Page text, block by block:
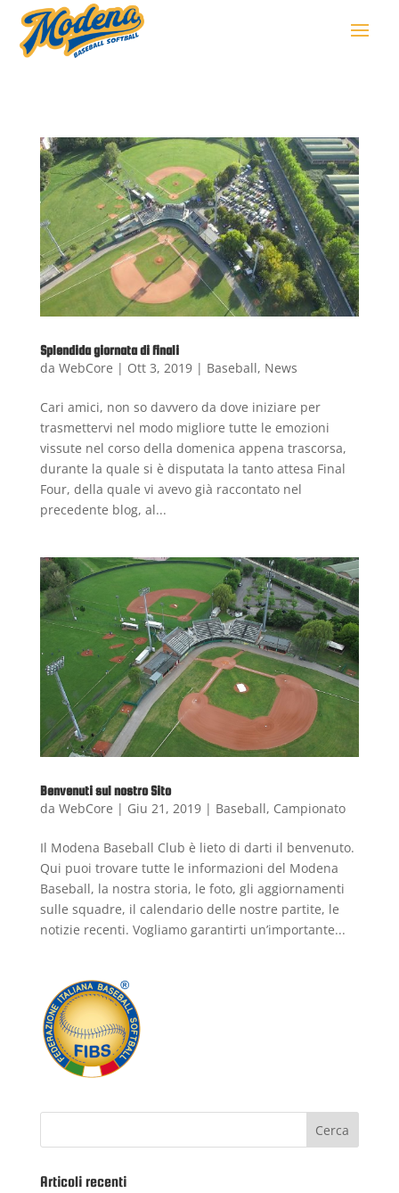
Splendida giornata di finali
da WebCore | Ott 3, 2019| Baseball, News
Cari amici, non so davvero da dove iniziare per
trasmettervi nel modo migliore tutte le emozioni
vissute nel corso della domenica appena trascorsa,
durante la quale si è disputata la tanto attesa Final
Four, della quale vi avevo già raccontato nel
precedente blog, al...
Benvenuti sul nostro Sito
da WebCore | Giu 21, 2019| Baseball, Campionato
Il Modena Baseball Club è lieto di darti il benvenuto.
Qui puoi trovare tutte le informazioni del Modena
Baseball, la nostra storia, le foto, gli aggiornamenti
sulle squadre, il calendario delle nostre partite, le
notizie recenti. Vogliamo garantirti un’importante...
Articoli recenti